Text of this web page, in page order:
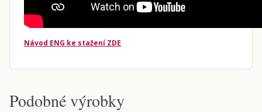
Návod ENG ke stažení ZDE
Podobné výrobky